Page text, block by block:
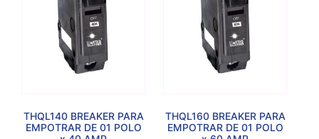
THQL140 BREAKER PARA
EMPOTRAR DE 01 POLO
THQL160 BREAKER PARA
EMPOTRAR DE 01 POLO